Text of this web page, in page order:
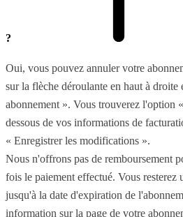
?
Oui, vous pouvez annuler votre
sur la flèche déroulante en haut à droite
abonnement ». Vous trouverez l'option
dessous de vos informations de
« Enregistrer les modifications ».
Nous n'offrons pas de remboursement
fois le paiement effectué. Vous resterez
jusqu'à la date d'expiration de
information sur la page de votre